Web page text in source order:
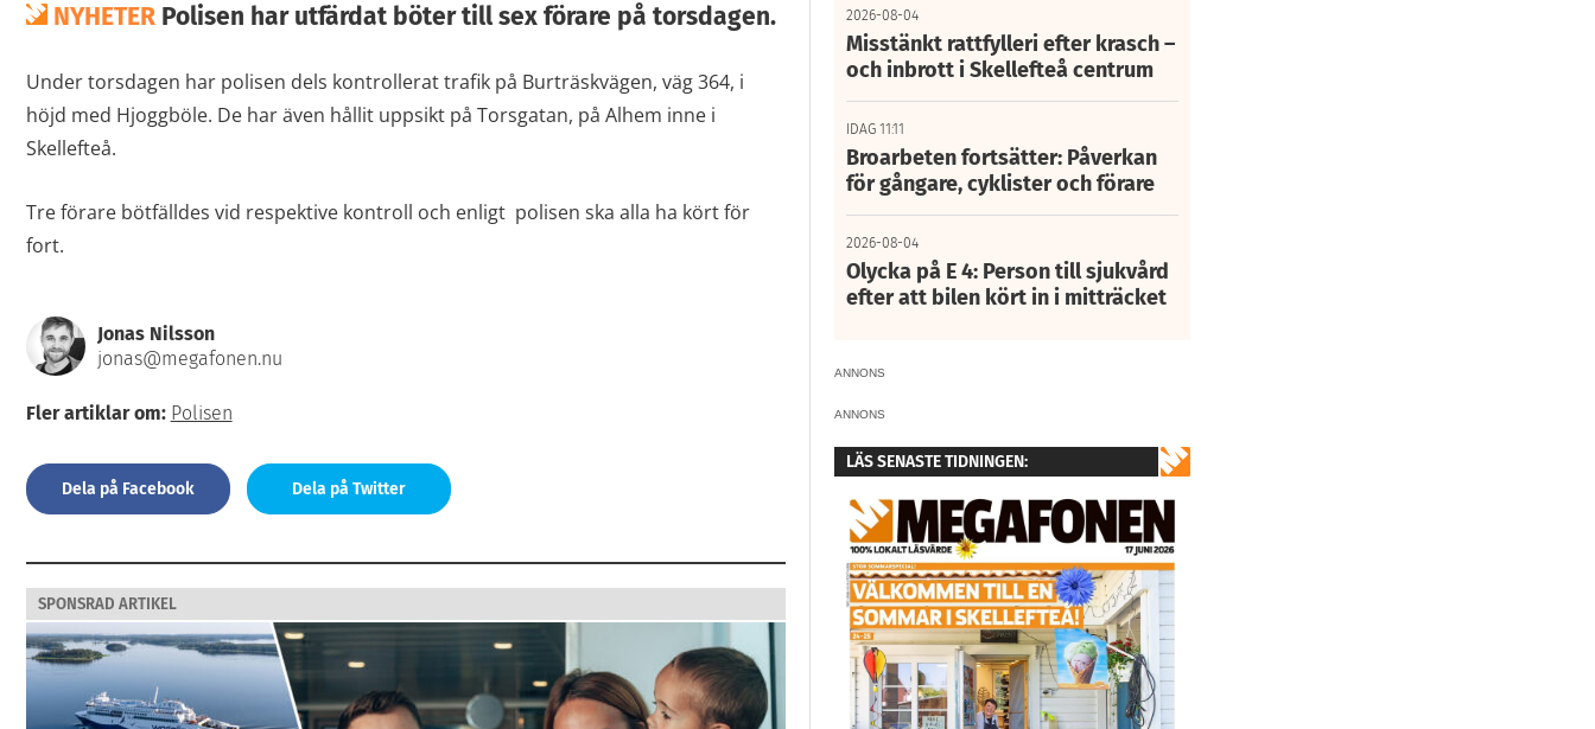
NYHETERPolisen har utfärdat böter till sex förare på torsdagen.
Under torsdagen har polisen dels kontrollerat trafik på Burträskvägen, väg 364, i
höjd med Hjoggböle. De har även hållit uppsikt på Torsgatan, på Alhem inne i
Skellefteå.
Tre förare bötfälldes vid respektive kontroll och enligt polisen ska alla ha kört för
fort.
Jonas Nilsson
jonas@megafonen.nu
Fler artiklar om: Polisen
Dela på Facebook Dela på Twitter
SPONSRAD ARTIKEL
2026-08-04
Misstänkt rattfylleri efter krasch –
och inbrott i Skellefteå centrum
IDAG 11:11
Broarbeten fortsätter: Påverkan
för gångare, cyklister och förare
2026-08-04
Olycka på E 4: Person till sjukvård
efter att bilen kört in i mitträcket
ANNONS
ANNONS
LÄS SENASTE TIDNINGEN: